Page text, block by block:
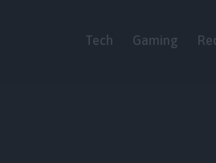
Tech Gaming